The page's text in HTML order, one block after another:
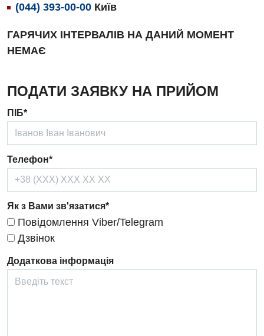
Гінекологічне відділення
Денний стаціонар
Кардіологія
Мамологія
Неврологія
Нейрохірургія
Онкологічне відділлення
(044) 393-00-00 Київ
ГАРЯЧИХ ІНТЕРВАЛІВ НА ДАНИЙ МОМЕНТ
НЕМАЄ
ПОДАТИ ЗАЯВКУ НА ПРИЙОМ
ПІБ*
Телефон*
Як з Вами зв'язатися*
Повідомлення Viber/Telegram
Дзвінок
Додаткова інформація